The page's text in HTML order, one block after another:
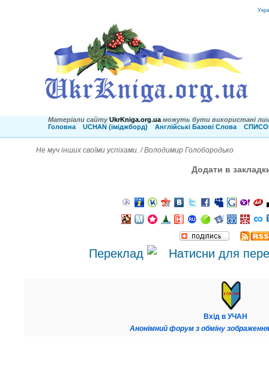
Матеріали сайту UkrKniga.org.ua можуть бути використані
Головна
UCHAN (іміджборд) Англійські Базові Слова
Не муч інших своїми успіхами. / Володимир Голобородько
Додати в
Переклад
Вхід в УЧАН
Анонімний форум з обміну